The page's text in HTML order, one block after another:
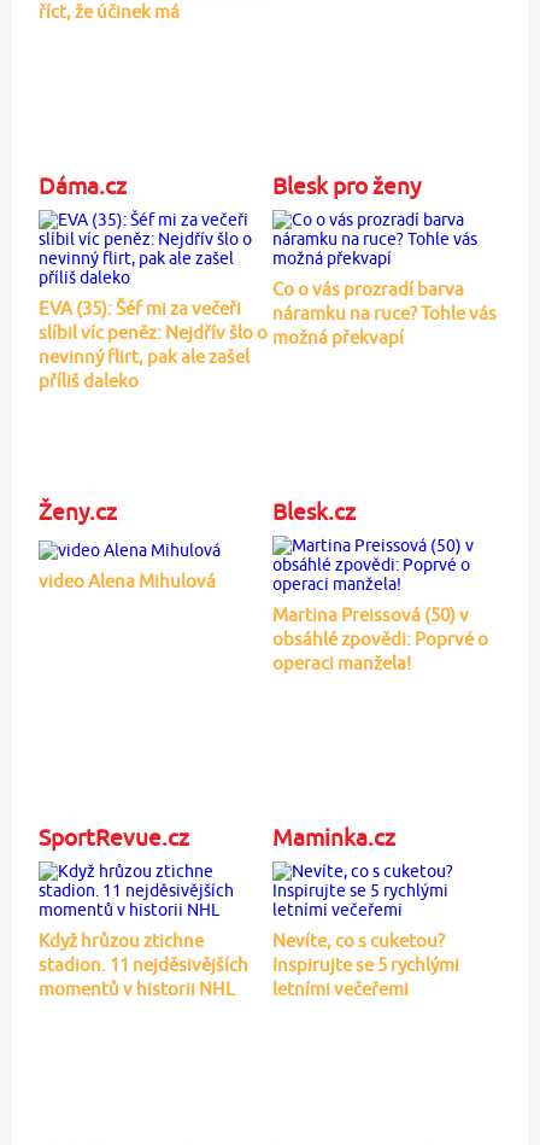
říct, že účinek má
Dáma.cz
EVA (35): Šéf mi za večeři
slíbil víc peněz: Nejdřív šlo o
nevinný flirt, pak ale zašel
příliš daleko
Blesk pro ženy
Co o vás prozradí barva
náramku na ruce? Tohle vás
možná překvapí
Ženy.cz
video Alena Mihulová
Blesk.cz
Martina Preissová (50) v
obsáhlé zpovědi: Poprvé o
operaci manžela!
SportRevue.cz
Když hrůzou ztichne
stadion. 11 nejděsivějších
momentů v historii NHL
Maminka.cz
Nevíte, co s cuketou?
Inspirujte se 5 rychlými
letními večeřemi